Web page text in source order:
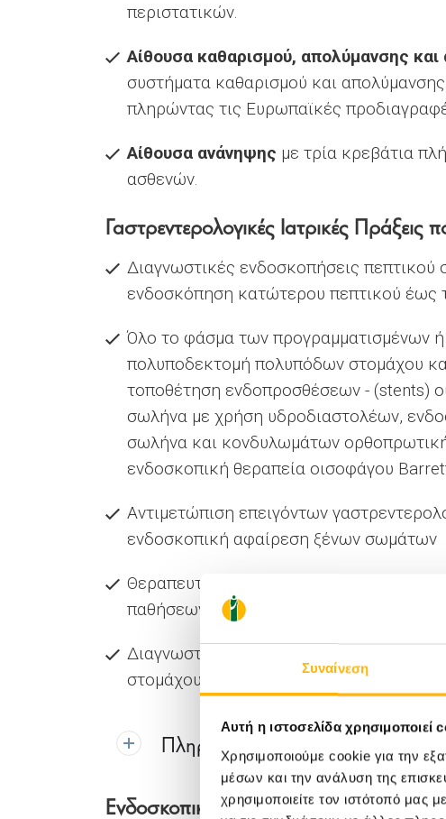
Συναίνεση
Αυτή η ιστοσελίδα χρησιμοποιεί
Χρησιμοποιούμε cookie για την
μέσων και την ανάλυση της
χρησιμοποιείτε τον ιστότοπό μας
περιστατικών.
Αίθουσα καθαρισμού, απολύμανσης
συστήματα καθαρισμού και
πληρώντας τις Ευρωπαϊκές
Αίθουσα ανάνηψης με τρία κρεβάτια
ασθενών.
Γαστρεντερολογικές Ιατρικές
Διαγνωστικές ενδοσκοπήσεις
ενδοσκόπηση κατώτερου πεπτικού έως
Όλο το φάσμα των προγραμματισμένων
πολυποδεκτομή πολυπόδων στομάχου
τοποθέτηση ενδοπροσθέσεων - (stents)
σωλήνα με χρήση υδροδιαστολέων,
σωλήνα και κονδυλωμάτων
ενδοσκοπική θεραπεία οισοφάγου
Αντιμετώπιση επειγόντων
ενδοσκοπική αφαίρεση ξένων σωμάτων
Θεραπευτική Ενδοσκοπική
παθήσεων των χοληφόρων και του
Διαγνωστικές και επεμβατικές
στομάχου, ήπατος-χοληφόρων,
Πληροφορίες για τη χρήση της
Ενδοσκοπικές πράξεις αναπνευστικού